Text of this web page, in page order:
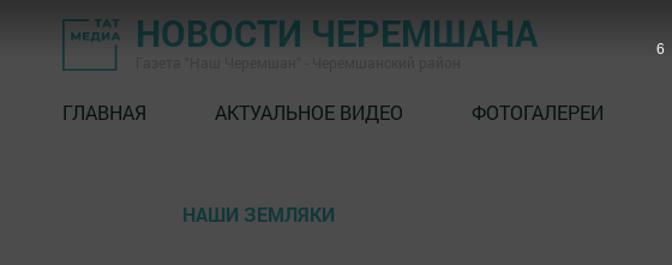
НОВОСТИ ЧЕРЕМШАНА
ГЛАВНАЯ АКТУАЛЬНОЕ ВИДЕО ФОТОГАЛЕРЕИ
НАШИ ЗЕМЛЯКИ
5